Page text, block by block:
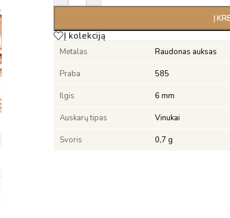
Į
Į kolekciją
Metalas Raudonas auksas
Praba 585
Ilgis 6 mm
Auskarų tipas Vinukai
Svoris 0,7 g